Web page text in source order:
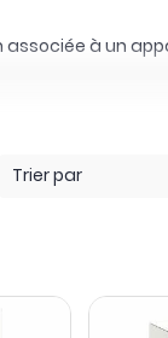
à un
une prise en
proposées.
Trier par